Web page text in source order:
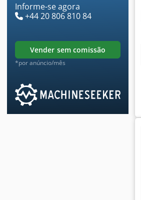
Informe-se agora
+44 20 806 810 84
vender sem comissão
*por anúncio/mês